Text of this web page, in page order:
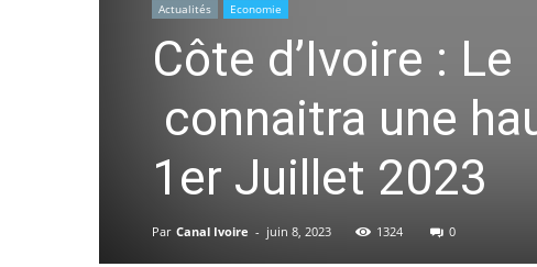
Actualités Economie
Côte d’Ivoire :
connaitra une
1er Juillet 2023
Par Canal Ivoire - juin 8, 2023 1324 0